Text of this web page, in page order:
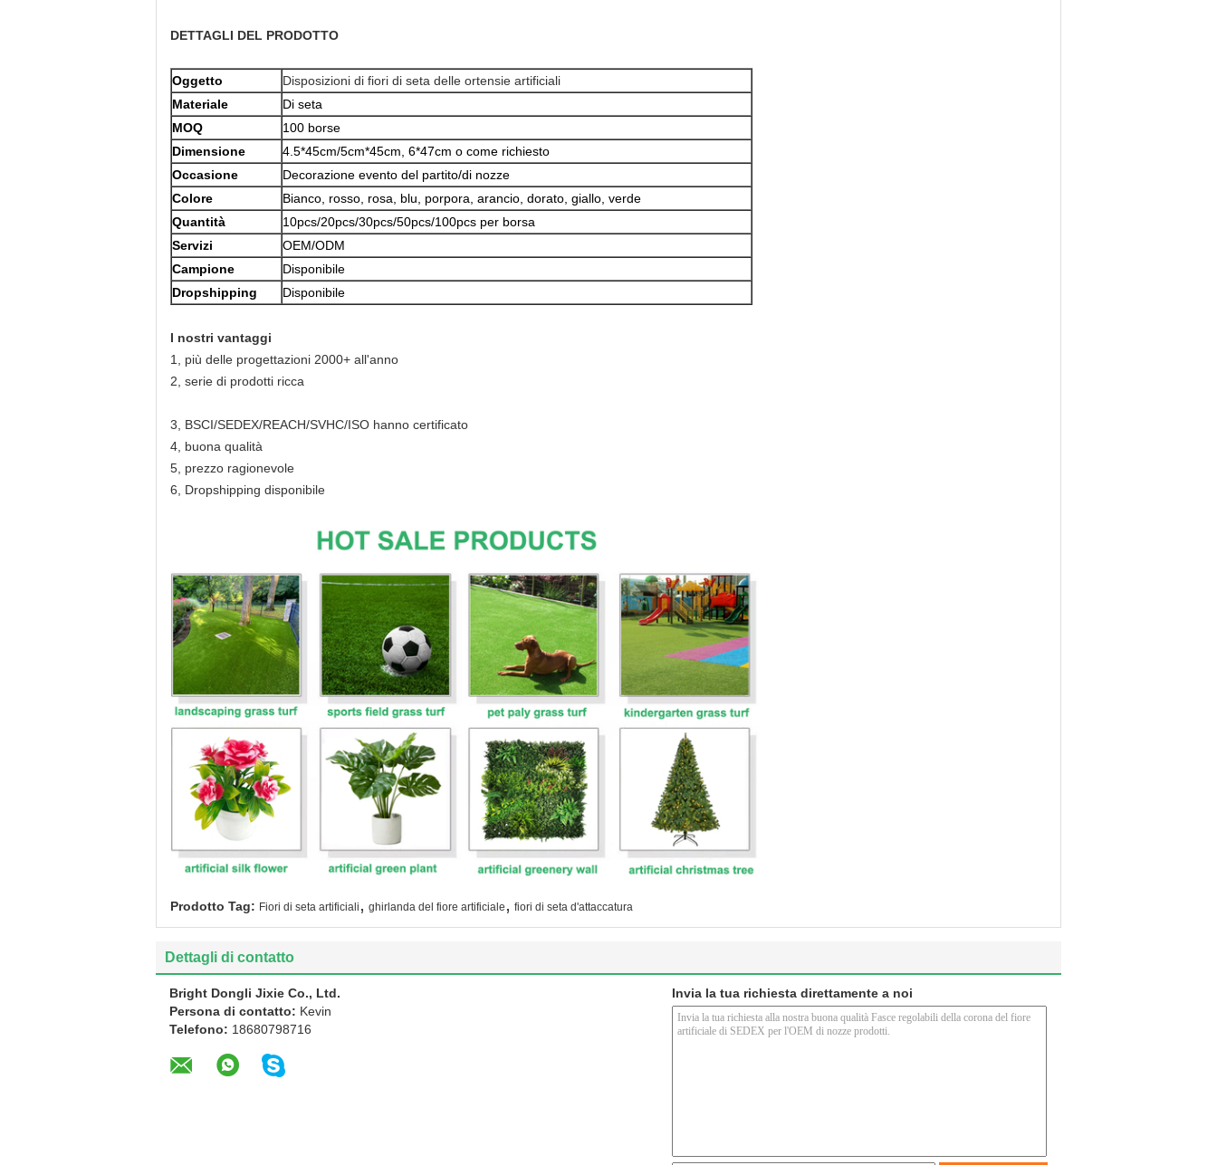
DETTAGLI DEL PRODOTTO
Oggetto
Disposizioni di fiori di seta delle ortensie artificiali
Materiale
Di seta
MOQ
100 borse
Dimensione
4.5*45cm/5cm*45cm, 6*47cm o come richiesto
Occasione
Decorazione evento del partito/di nozze
Colore
Bianco, rosso, rosa, blu, porpora, arancio, dorato, giallo, verde
Quantità
10pcs/20pcs/30pcs/50pcs/100pcs per borsa
Servizi
OEM/ODM
Campione
Disponibile
Dropshipping
Disponibile
I nostri vantaggi
1, più delle progettazioni 2000+ all'anno
2, serie di prodotti ricca
3, BSCI/SEDEX/REACH/SVHC/ISO hanno certificato
4, buona qualità
5, prezzo ragionevole
6, Dropshipping disponibile
Prodotto Tag: Fiori di seta artificiali , ghirlanda del fiore artificiale , fiori di seta d'attaccatura
Dettagli di contatto
Bright Dongli Jixie Co., Ltd.
Persona di contatto: Kevin
Telefono: 18680798716
Invia la tua richiesta direttamente a noi